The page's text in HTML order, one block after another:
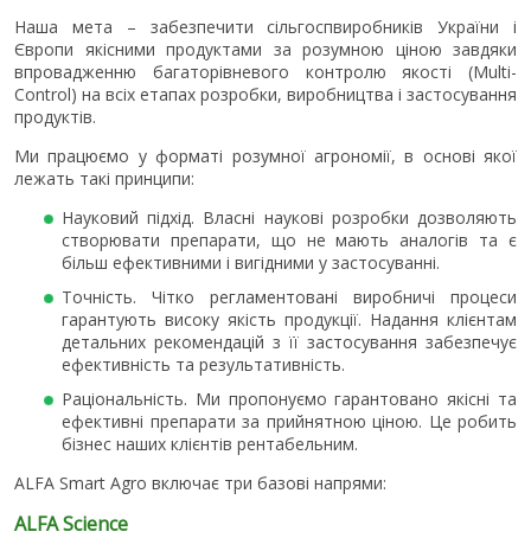
Наша мета – забезпечити сільгоспвиробників України і
Європи якісними продуктами за розумною ціною завдяки
впровадженню багаторівневого контролю якості (Multi-
Control) на всіх етапах розробки, виробництва і застосування
продуктів.
Ми працюємо у форматі розумної агрономії, в основі якої
лежать такі принципи:
Науковий підхід. Власні наукові розробки дозволяють
створювати препарати, що не мають аналогів та є
більш ефективними і вигідними у застосуванні.
Точність. Чітко регламентовані виробничі процеси
гарантують високу якість продукції. Надання клієнтам
детальних рекомендацій з її застосування забезпечує
ефективність та результативність.
Раціональність. Ми пропонуємо гарантовано якісні та
ефективні препарати за прийнятною ціною. Це робить
бізнес наших клієнтів рентабельним.
ALFA Smart Agro включає три базові напрями:
ALFA Science